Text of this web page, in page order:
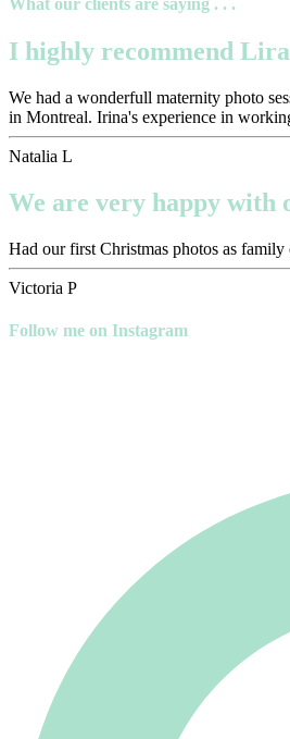
I highly recommend
We had a wonderfull maternity photo
in Montreal. Irina's experience in
Natalia L
We are very happy with
Had our first Christmas photos as
Victoria P
Follow me on Instagram